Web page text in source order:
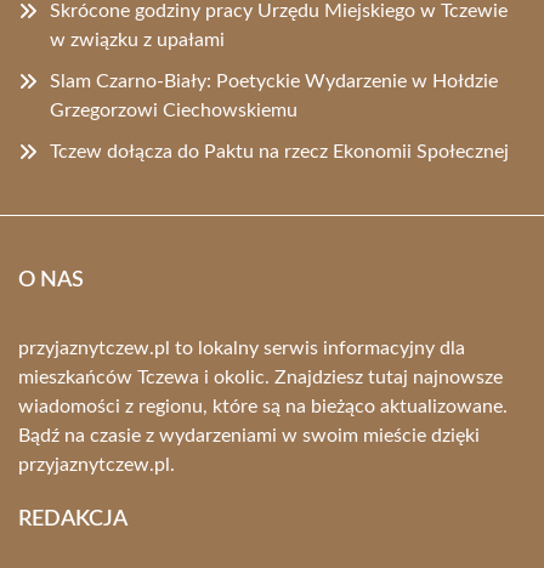
Skrócone godziny pracy Urzędu Miejskiego w Tczewie
w związku z upałami
Slam Czarno-Biały: Poetyckie Wydarzenie w Hołdzie
Grzegorzowi Ciechowskiemu
Tczew dołącza do Paktu na rzecz Ekonomii Społecznej
O NAS
przyjaznytczew.pl to lokalny serwis informacyjny dla
mieszkańców Tczewa i okolic. Znajdziesz tutaj najnowsze
wiadomości z regionu, które są na bieżąco aktualizowane.
Bądź na czasie z wydarzeniami w swoim mieście dzięki
przyjaznytczew.pl.
REDAKCJA